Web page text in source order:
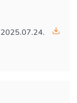
2025.07.24.